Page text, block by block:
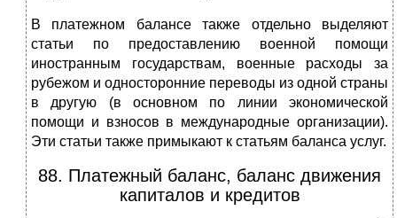
В платежном балансе также отдельно выделяют
статьи по предоставлению военной помощи
иностранным государствам, военные расходы за
рубежом и односторонние переводы из одной страны
в другую (в основном по линии экономической
помощи и взносов в международные организации).
Эти статьи также примыкают к статьям баланса услуг.
88. Платежный баланс, баланс движения
капиталов и кредитов